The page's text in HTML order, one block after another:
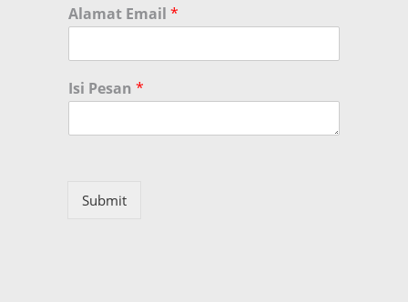
Alamat Email *
Isi Pesan *
Submit